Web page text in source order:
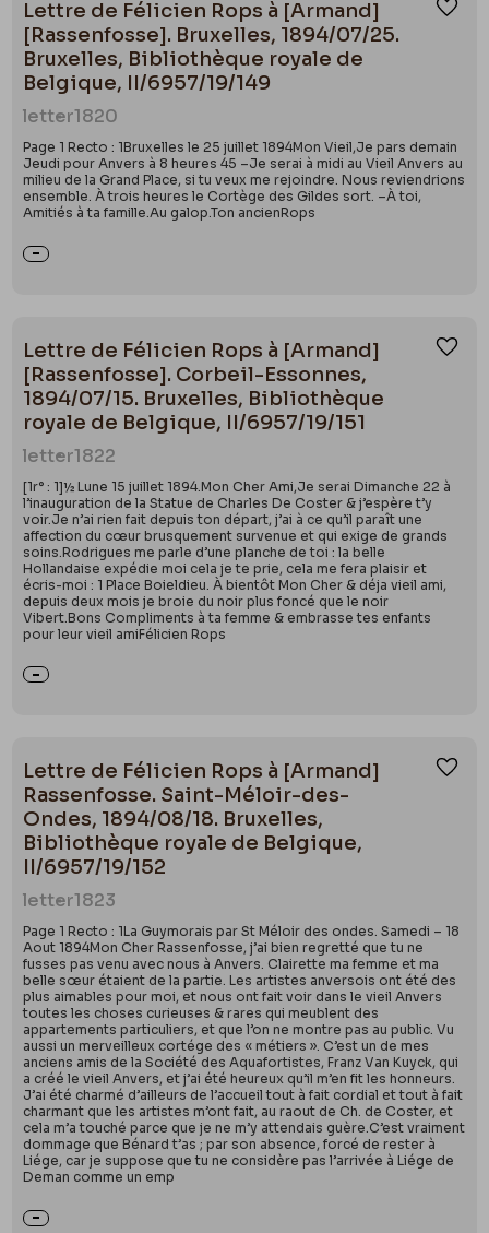
Lettre de Félicien Rops à [Armand]
[Rassenfosse]. Bruxelles, 1894/07/25.
Bruxelles, Bibliothèque royale de
Belgique, II/6957/19/149
letter1820
Page 1 Recto : 1Bruxelles le 25 juillet 1894Mon Vieil,Je pars demain
Jeudi pour Anvers à 8 heures 45 –Je serai à midi au Vieil Anvers au
milieu de la Grand Place, si tu veux me rejoindre. Nous reviendrions
ensemble. À trois heures le Cortège des Gildes sort. –À toi,
Amitiés à ta famille.Au galop.Ton ancienRops
Lettre de Félicien Rops à [Armand]
[Rassenfosse]. Corbeil-Essonnes,
1894/07/15. Bruxelles, Bibliothèque
royale de Belgique, II/6957/19/151
letter1822
[1r° : 1]½ Lune 15 juillet 1894.Mon Cher Ami,Je serai Dimanche 22 à
l’inauguration de la Statue de Charles De Coster & j’espère t’y
voir.Je n’ai rien fait depuis ton départ, j’ai à ce qu’il paraît une
affection du cœur brusquement survenue et qui exige de grands
soins.Rodrigues me parle d’une planche de toi : la belle
Hollandaise expédie moi cela je te prie, cela me fera plaisir et
écris-moi : 1 Place Boieldieu. À bientôt Mon Cher & déja vieil ami,
depuis deux mois je broie du noir plus foncé que le noir
Vibert.Bons Compliments à ta femme & embrasse tes enfants
pour leur vieil amiFélicien Rops
Lettre de Félicien Rops à [Armand]
Rassenfosse. Saint-Méloir-des-
Ondes, 1894/08/18. Bruxelles,
Bibliothèque royale de Belgique,
II/6957/19/152
letter1823
Page 1 Recto : 1La Guymorais par St Méloir des ondes. Samedi – 18
Aout 1894Mon Cher Rassenfosse, j’ai bien regretté que tu ne
fusses pas venu avec nous à Anvers. Clairette ma femme et ma
belle sœur étaient de la partie. Les artistes anversois ont été des
plus aimables pour moi, et nous ont fait voir dans le vieil Anvers
toutes les choses curieuses & rares qui meublent des
appartements particuliers, et que l’on ne montre pas au public. Vu
aussi un merveilleux cortége des « métiers ». C’est un de mes
anciens amis de la Société des Aquafortistes, Franz Van Kuyck, qui
a créé le vieil Anvers, et j’ai été heureux qu’il m’en fit les honneurs.
J’ai été charmé d’ailleurs de l’accueil tout à fait cordial et tout à fait
charmant que les artistes m’ont fait, au raout de Ch. de Coster, et
cela m’a touché parce que je ne m’y attendais guère.C’est vraiment
dommage que Bénard t’as ; par son absence, forcé de rester à
Liége, car je suppose que tu ne considère pas l’arrivée à Liége de
Deman comme un emp